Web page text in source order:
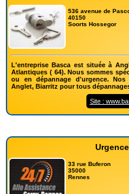
536 avenue de
40150
Soorts Hossegor
L'entreprise Basca est située à
Atlantiques ( 64). Nous sommes
ou en dépannage d'urgence. Nos
Anglet, Biarritz pour tous
Site :
33 rue Buferon
35000
Rennes